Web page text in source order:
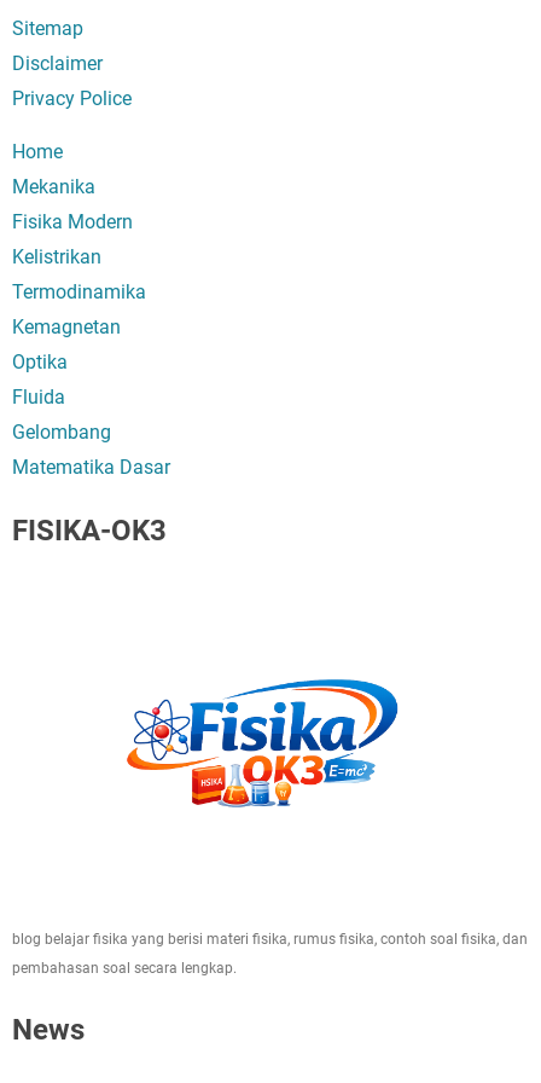
Sitemap
Disclaimer
Privacy Police
Home
Mekanika
Fisika Modern
Kelistrikan
Termodinamika
Kemagnetan
Optika
Fluida
Gelombang
Matematika Dasar
FISIKA-OK3
blog belajar fisika yang berisi materi fisika, rumus fisika, contoh soal fisika, dan
pembahasan soal secara lengkap.
News